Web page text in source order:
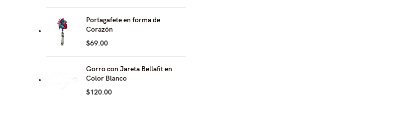
Portagafete en forma de
Corazón
$69.00
Gorro con Jareta Bellafit en
Color Blanco
$120.00